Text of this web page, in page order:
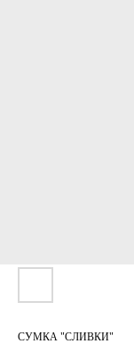
СУМКА "СЛИВКИ"